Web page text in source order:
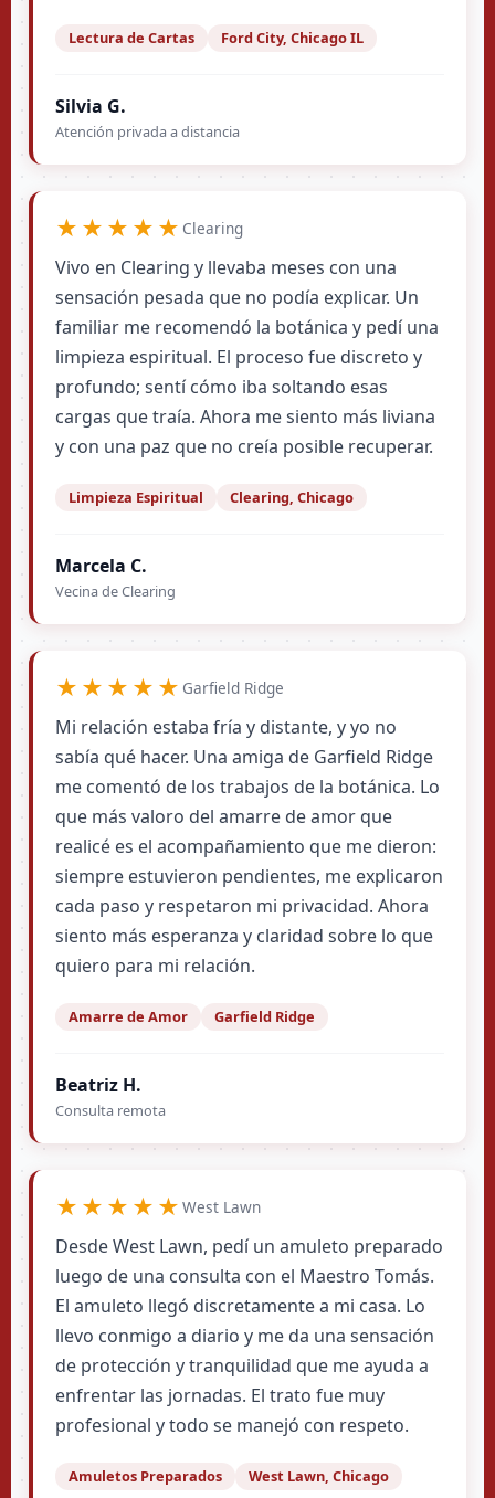
Lectura de Cartas Ford City, Chicago IL
Silvia G.
Atención privada a distancia
★★★★★ Clearing
Vivo en Clearing y llevaba meses con una
sensación pesada que no podía explicar. Un
familiar me recomendó la botánica y pedí una
limpieza espiritual. El proceso fue discreto y
profundo; sentí cómo iba soltando esas
cargas que traía. Ahora me siento más liviana
y con una paz que no creía posible recuperar.
Limpieza Espiritual Clearing, Chicago
Marcela C.
Vecina de Clearing
★★★★★ Garfield Ridge
Mi relación estaba fría y distante, y yo no
sabía qué hacer. Una amiga de Garfield Ridge
me comentó de los trabajos de la botánica. Lo
que más valoro del amarre de amor que
realicé es el acompañamiento que me dieron:
siempre estuvieron pendientes, me explicaron
cada paso y respetaron mi privacidad. Ahora
siento más esperanza y claridad sobre lo que
quiero para mi relación.
Amarre de Amor Garfield Ridge
Beatriz H.
Consulta remota
★★★★★ West Lawn
Desde West Lawn, pedí un amuleto preparado
luego de una consulta con el Maestro Tomás.
El amuleto llegó discretamente a mi casa. Lo
llevo conmigo a diario y me da una sensación
de protección y tranquilidad que me ayuda a
enfrentar las jornadas. El trato fue muy
profesional y todo se manejó con respeto.
Amuletos Preparados West Lawn, Chicago